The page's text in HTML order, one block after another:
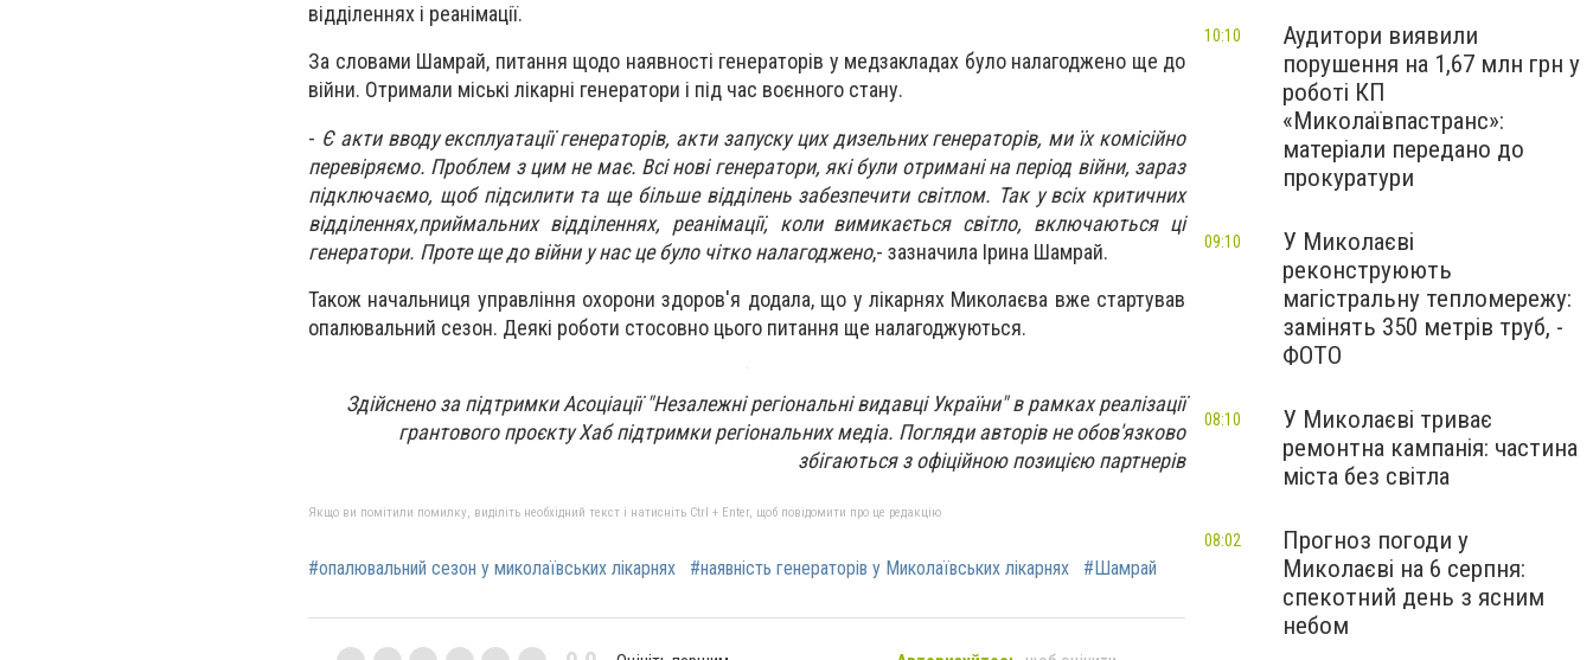
відділеннях і реанімації.
За словами Шамрай, питання щодо наявності генераторів у медзакладах було налагоджено ще до
війни. Отримали міські лікарні генератори і під час воєнного стану.
- Є акти вводу експлуатації генераторів, акти запуску цих дизельних генераторів, ми їх комісійно
перевіряємо. Проблем з цим не має. Всі нові генератори, які були отримані на період війни, зараз
підключаємо, щоб підсилити та ще більше відділень забезпечити світлом. Так у всіх критичних
відділеннях,приймальних відділеннях, реанімації, коли вимикається світло, включаються ці
генератори. Проте ще до війни у нас це було чітко налагоджено,- зазначила Ірина Шамрай.
Також начальниця управління охорони здоров'я додала, що у лікарнях Миколаєва вже стартував
опалювальний сезон. Деякі роботи стосовно цього питання ще налагоджуються.
Здійснено за підтримки Асоціації "Незалежні регіональні видавці України" в рамках реалізації
грантового проєкту Хаб підтримки регіональних медіа. Погляди авторів не обов'язково
збігаються з офіційною позицією партнерів
Якщо ви помітили помилку, виділіть необхідний текст і натисніть Ctrl + Enter, щоб повідомити про це редакцію
#опалювальний сезон у миколаївських лікарнях #наявність генераторів у Миколаївських лікарнях #Шамрай
Аудитори виявили
порушення на 1,67 млн грн у
роботі КП
«Миколаївпастранс»:
матеріали передано до
прокуратури
10:10
У Миколаєві
реконструюють
магістральну тепломережу:
замінять 350 метрів труб, -
ФОТО
09:10
У Миколаєві триває
ремонтна кампанія: частина
міста без світла
08:10
Прогноз погоди у
Миколаєві на 6 серпня:
спекотний день з ясним
небом
08:02